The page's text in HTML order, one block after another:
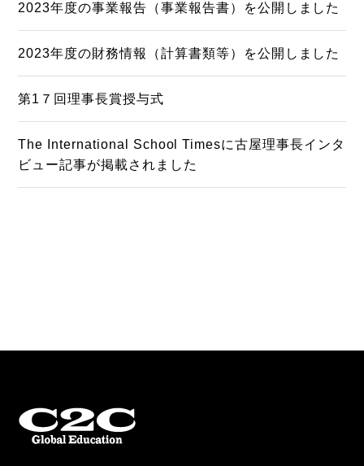
2023年度の事業報告（事業報告書）を公開しました
2023年度の財務情報（計算書類等）を公開しました
第1７回理事長賞授与式
The International School Timesに古屋理事長インタ
ビュー記事が掲載されました